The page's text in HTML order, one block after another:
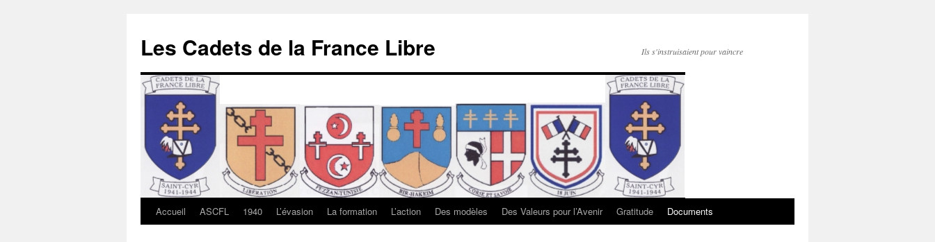
Les Cadets de la France Libre Ils s'instruisaient pour vaincre
Aller
Accueil ASCFL 1940 L’évasion La formation L’action Des modèles Des Valeurs pour l’Avenir Gratitude Documents